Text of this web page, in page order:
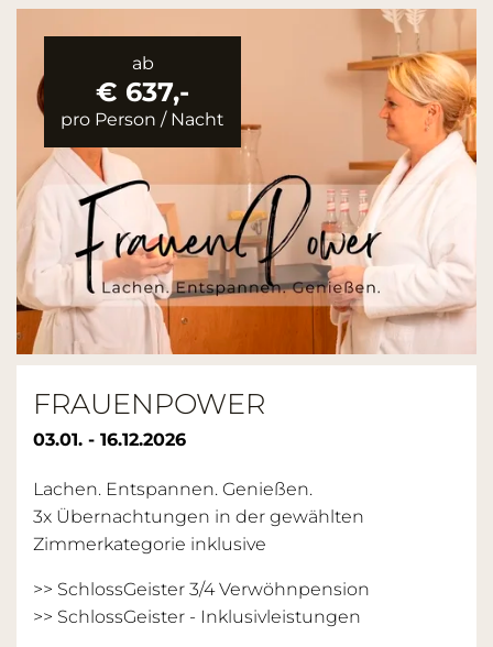
FRAUENPOWER
03.01. - 16.12.2026
Lachen. Entspannen. Genießen.
3x Übernachtungen in der gewählten
Zimmerkategorie inklusive
>> SchlossGeister 3/4 Verwöhnpension
>> SchlossGeister - Inklusivleistungen
ab
€ 637,-
pro Person / Nacht